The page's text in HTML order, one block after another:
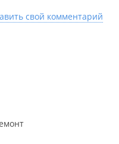
свой комментарий